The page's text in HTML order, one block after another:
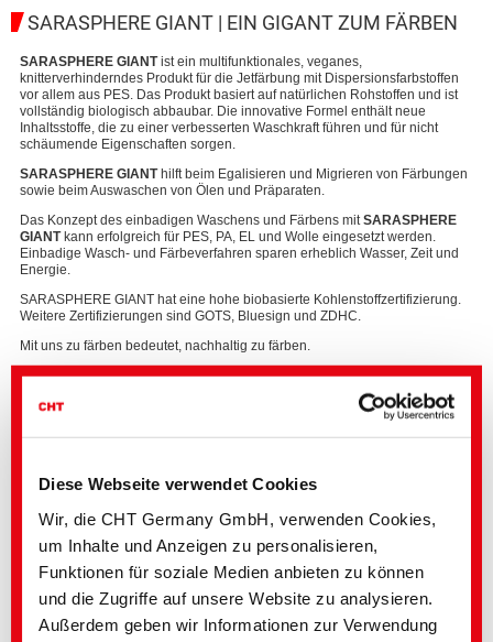
Diese Webseite verwendet Cookies
Wir, die CHT Germany GmbH, verwenden Cookies,
um Inhalte und Anzeigen zu personalisieren,
Funktionen für soziale Medien anbieten zu können
und die Zugriffe auf unsere Website zu analysieren.
Außerdem geben wir Informationen zur Verwendung
SARASPHERE GIANT | EIN GIGANT ZUM FÄRBEN
SARASPHERE GIANTist ein multifunktionales, veganes,
knitterverhinderndes Produkt für die Jetfärbung mit Dispersionsfarbstoffen
vor allem aus PES. Das Produkt basiert auf natürlichen Rohstoffen und ist
vollständig biologisch abbaubar. Die innovative Formel enthält neue
Inhaltsstoffe, die zu einer verbesserten Waschkraft führen und für nicht
schäumende Eigenschaften sorgen.
SARASPHERE GIANThilft beim Egalisieren und Migrieren von Färbungen
sowie beim Auswaschen von Ölen und Präparaten.
Das Konzept des einbadigen Waschens und Färbens mitSARASPHERE
GIANTkann erfolgreich für PES, PA, EL und Wolle eingesetzt werden.
Einbadige Wasch- und Färbeverfahren sparen erheblich Wasser, Zeit und
Energie.
SARASPHERE GIANT hat eine hohe biobasierte Kohlenstoffzertifizierung.
Weitere Zertifizierungen sind GOTS, Bluesign und ZDHC.
Mit uns zu färben bedeutet, nachhaltig zu färben.
SARASPHERE GIANT